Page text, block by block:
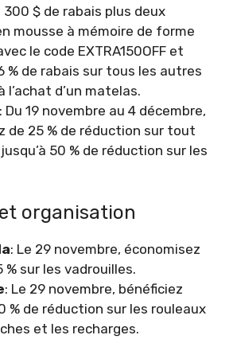
$ de rabais plus deux
mousse à mémoire de forme
le code EXTRA150OFF et
% de rabais sur tous les autres
l’achat d’un matelas.
: Du 19 novembre au 4 décembre,
de 25 % de réduction sur tout
50 % de réduction sur les
organisation
: Le 29 novembre, économisez
% sur les vadrouilles.
: Le 29 novembre, bénéficiez
% de réduction sur les rouleaux
et les recharges.